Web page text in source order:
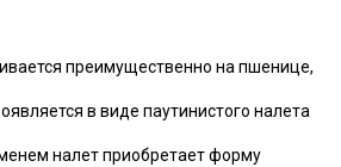
преимущественно на пшенице,
в виде паутинистого налета
налет приобретает форму